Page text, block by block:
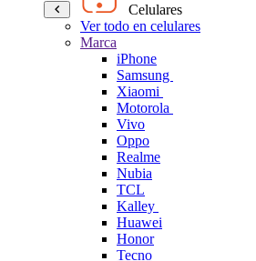
Celulares
Ver todo en celulares
Marca
iPhone
Samsung
Xiaomi
Motorola
Vivo
Oppo
Realme
Nubia
TCL
Kalley
Huawei
Honor
Tecno